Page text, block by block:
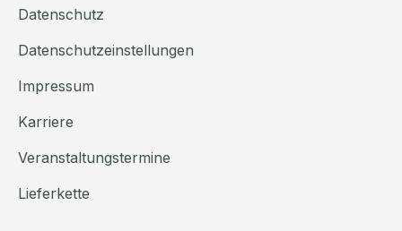
Datenschutz
Datenschutzeinstellungen
Impressum
Karriere
Veranstaltungstermine
Lieferkette